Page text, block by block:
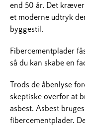
end 50 år. Det
et moderne udtryk
byggestil.
Fibercementplader
så du kan skabe en
Trods de åbenlyse
skeptiske overfor at
asbest. Asbest
fibercementplader.